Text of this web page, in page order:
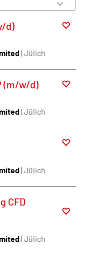
d)
| Jülich
(m/w/d)
| Jülich
| Jülich
CFD
| Jülich